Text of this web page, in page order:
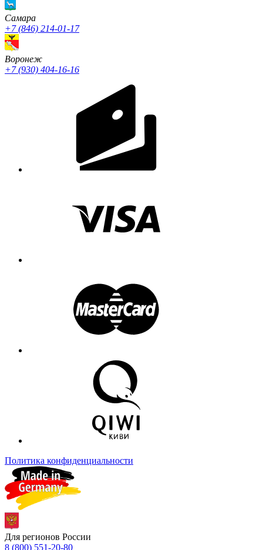
Cамара
+7 (846) 214-01-17
Воронеж
+7 (930) 404-16-16
Политика конфиденциальности
Для регионов России
8 (800) 551-20-80